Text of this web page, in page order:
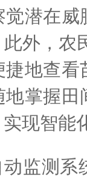
潜在
外，农
地查
掌握
现智能
监测系